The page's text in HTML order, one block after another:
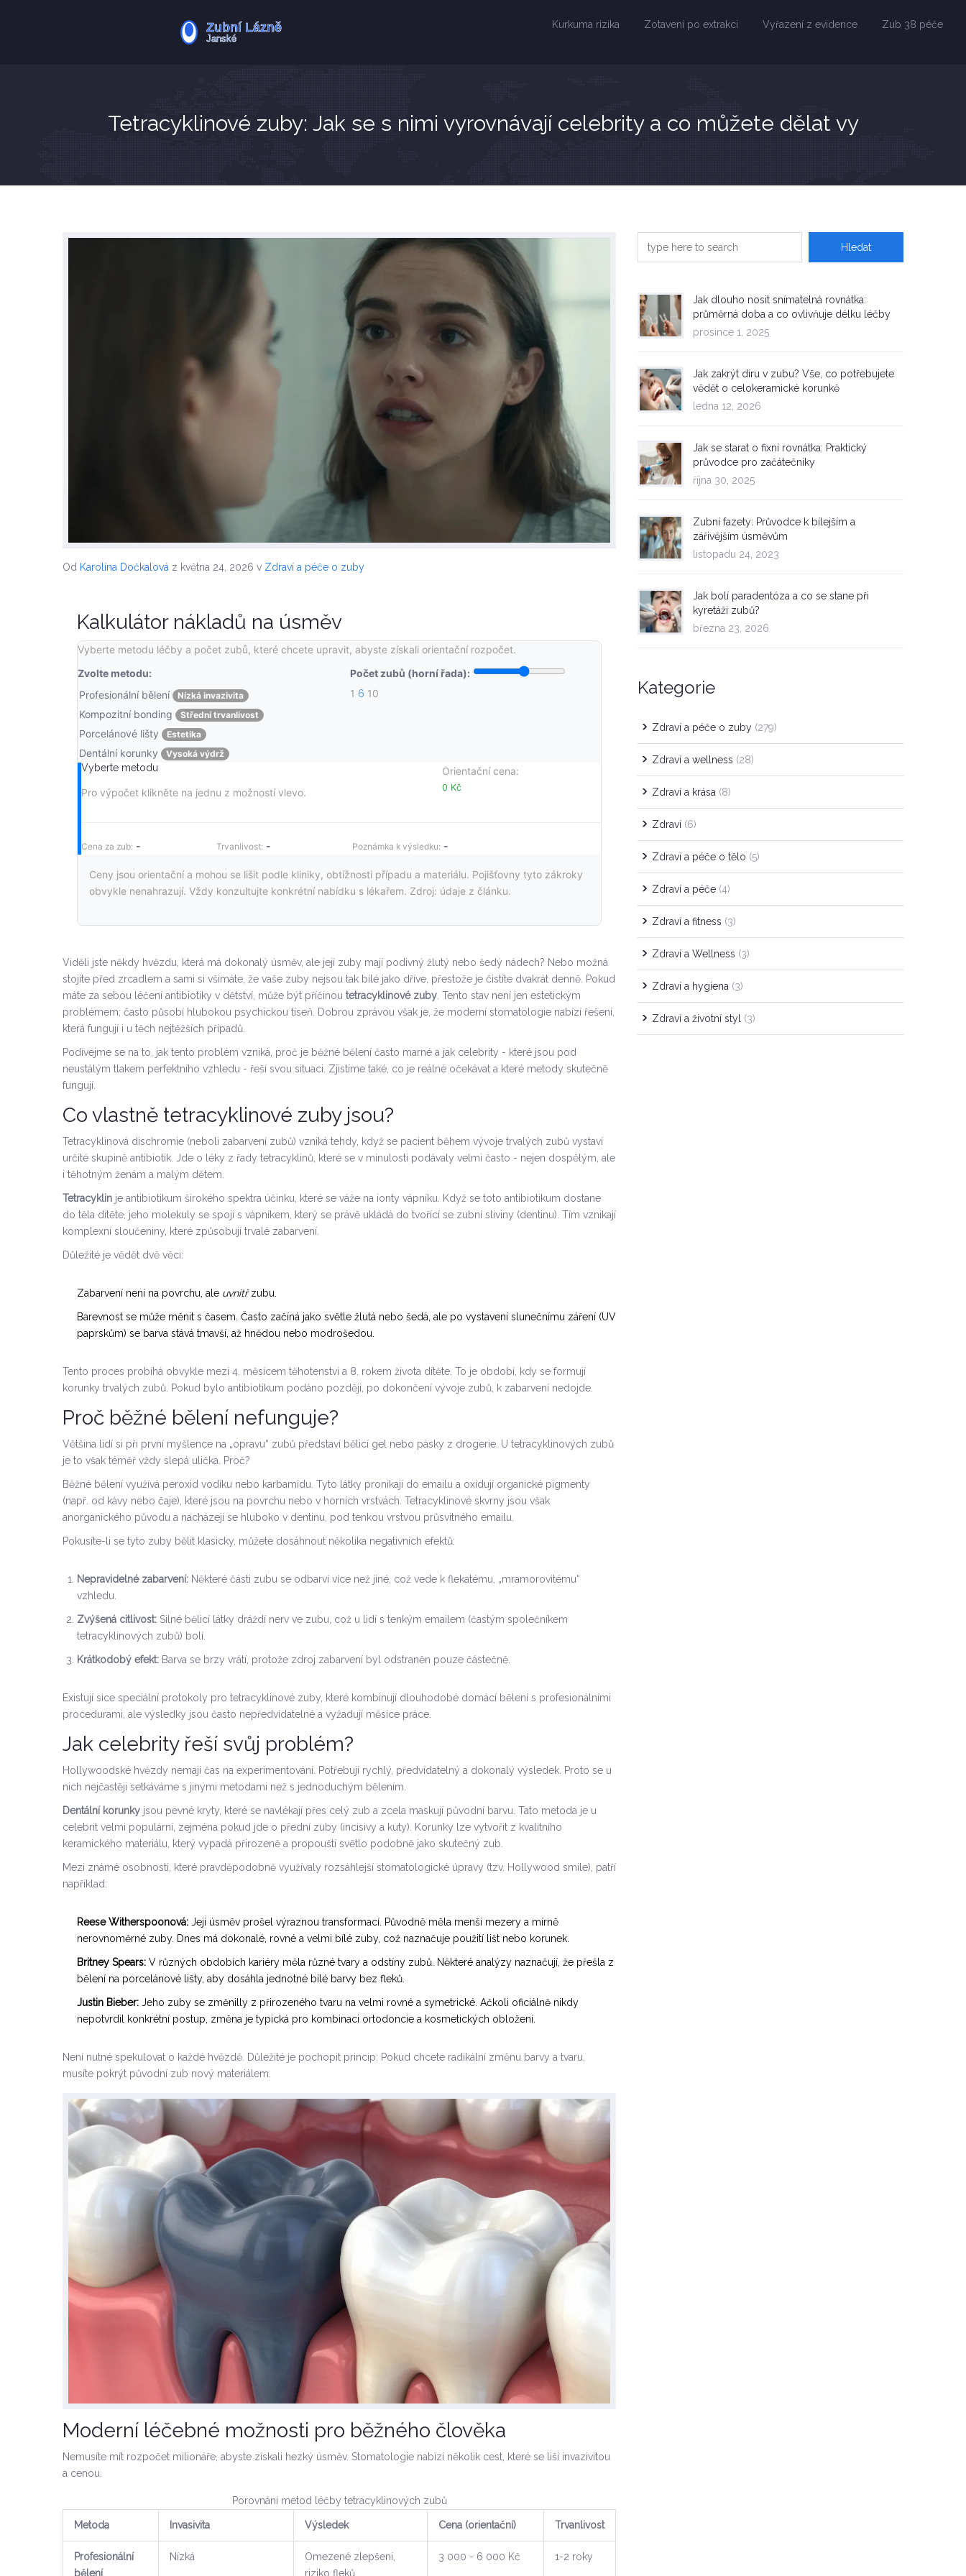
Kurkuma rizika Zotavení po extrakci Vyřazení z evidence Zub 38 péče
Tetracyklinové zuby: Jak se s nimi vyrovnávají celebrity a co můžete dělat vy
Od Karolína Dočkalová z května 24, 2026 v Zdraví a péče o zuby
Kalkulátor nákladů na úsměv
Vyberte metodu léčby a počet zubů, které chcete upravit, abyste získali orientační rozpočet.
Zvolte metodu:
Profesionální bělení
Nízká invazivita
Kompozitní bonding Střední trvanlivost
Porcelánové lišty Estetika
Dentální korunky Vysoká výdrž
Počet zubů (horní řada):
1 6 10
Vyberte metodu
Pro výpočet klikněte na jednu z možností vlevo.
Orientační cena:
0 Kč
Cena za zub: - Trvanlivost: - Poznámka k výsledku: -
Ceny jsou orientační a mohou se lišit podle kliniky, obtížnosti případu a materiálu. Pojišťovny tyto zákroky
obvykle nenahrazují. Vždy konzultujte konkrétní nabídku s lékařem. Zdroj: údaje z článku.
Viděli jste někdy hvězdu, která má dokonalý úsměv, ale její zuby mají podivný žlutý nebo šedý nádech? Nebo možná
stojíte před zrcadlem a sami si všimáte, že vaše zuby nejsou tak bílé jako dříve, přestože je čistíte dvakrát denně. Pokud
máte za sebou léčení antibiotiky v dětství, může být příčinou tetracyklinové zuby . Tento stav není jen estetickým
problémem; často působí hlubokou psychickou tíseň. Dobrou zprávou však je, že moderní stomatologie nabízí řešení,
která fungují i u těch nejtěžších případů.
Podívejme se na to, jak tento problém vzniká, proč je běžné bělení často marné a jak celebrity - které jsou pod
neustálým tlakem perfektního vzhledu - řeší svou situaci. Zjistíme také, co je reálné očekávat a které metody skutečně
fungují.
Co vlastně tetracyklinové zuby jsou?
Tetracyklinová dischromie (neboli zabarvení zubů) vzniká tehdy, když se pacient během vývoje trvalých zubů vystaví
určité skupině antibiotik. Jde o léky z řady tetracyklinů, které se v minulosti podávaly velmi často - nejen dospělým, ale
i těhotným ženám a malým dětem.
Tetracyklin je antibiotikum širokého spektra účinku, které se váže na ionty vápníku
Když se toto antibiotikum dostane
do těla dítěte, jeho molekuly se spojí s vápníkem, který se právě ukládá do tvořící se zubní sliviny (dentinu). Tím vznikají
komplexní sloučeniny, které způsobují trvalé zabarvení.
Důležité je vědět dvě věci:
Zabarvení není na povrchu, ale uvnitřzubu.
Barevnost se může měnit s časem. Často začíná jako světle žlutá nebo šedá, ale po vystavení slunečnímu záření (UV
paprskům) se barva stává tmavší, až hnědou nebo modrošedou.
Tento proces probíhá obvykle mezi 4. měsícem těhotenství a 8. rokem života dítěte. To je období, kdy se formují
korunky trvalých zubů. Pokud bylo antibiotikum podáno později, po dokončení vývoje zubů, k zabarvení nedojde.
Proč běžné bělení nefunguje?
Většina lidí si při první myšlence na „opravu“ zubů představí bělicí gel nebo pásky z drogerie. U tetracyklinových zubů
je to však téměř vždy slepá ulička. Proč?
Běžné bělení využívá peroxid vodíku nebo karbamidu. Tyto látky pronikají do emailu a oxidují organické pigmenty
(např. od kávy nebo čaje), které jsou na povrchu nebo v horních vrstvách. Tetracyklinové skvrny jsou však
anorganického původu a nacházejí se hluboko v dentinu, pod tenkou vrstvou průsvitného emailu.
Pokusíte-li se tyto zuby bělit klasicky, můžete dosáhnout několika negativních efektů:
Nepravidelné zabarvení: Některé části zubu se odbarví více než jiné, což vede k flekatému, „mramorovitému“
vzhledu.
Zvýšená citlivost: Silné bělicí látky dráždí nerv ve zubu, což u lidí s tenkým emailem (častým společníkem
tetracyklinových zubů) bolí.
Krátkodobý efekt: Barva se brzy vrátí, protože zdroj zabarvení byl odstraněn pouze částečně.
Existují sice speciální protokoly pro tetracyklinové zuby, které kombinují dlouhodobé domácí bělení s profesionálními
procedurami, ale výsledky jsou často nepředvídatelné a vyžadují měsíce práce.
Jak celebrity řeší svůj problém?
Hollywoodské hvězdy nemají čas na experimentování. Potřebují rychlý, předvídatelný a dokonalý výsledek. Proto se u
nich nejčastěji setkáváme s jinými metodami než s jednoduchým bělením.
Dentální korunky jsou pevné kryty, které se navlékají přes celý zub a zcela maskují původní barvu Tato metoda je u
celebrit velmi populární, zejména pokud jde o přední zuby (incisivy a kuty). Korunky lze vytvořit z kvalitního
keramického materiálu, který vypadá přirozeně a propouští světlo podobně jako skutečný zub.
Mezi známé osobnosti, které pravděpodobně využívaly rozsáhlejší stomatologické úpravy (tzv. Hollywood smile), patří
například:
Reese Witherspoonová: Její úsměv prošel výraznou transformací. Původně měla menší mezery a mírně
nerovnoměrné zuby. Dnes má dokonalé, rovné a velmi bílé zuby, což naznačuje použití lišt nebo korunek.
Britney Spears: V různých obdobích kariéry měla různé tvary a odstíny zubů. Některé analýzy naznačují, že přešla z
bělení na porcelánové lišty, aby dosáhla jednotné bílé barvy bez fleků.
Justin Bieber: Jeho zuby se změnilly z přirozeného tvaru na velmi rovné a symetrické. Ačkoli oficiálně nikdy
nepotvrdil konkrétní postup, změna je typická pro kombinaci ortodoncie a kosmetických obložení.
Není nutné spekulovat o každé hvězdě. Důležité je pochopit princip: Pokud chcete radikální změnu barvy a tvaru,
musíte pokrýt původní zub nový materiálem.
Moderní léčebné možnosti pro běžného člověka
Nemusíte mít rozpočet milionáře, abyste získali hezký úsměv. Stomatologie nabízí několik cest, které se liší invazivitou
a cenou.
Porovnání metod léčby tetracyklinových zubů
Metoda Invasivita Výsledek Cena (orientační) Trvanlivost
Profesionální
bělení
Nízká
Omezené zlepšení,
riziko fleků
3 000 - 6 000 Kč 1-2 roky
Jak dlouho nosit snímatelná rovnátka:
průměrná doba a co ovlivňuje délku léčby
prosince 1, 2025
Jak zakrýt díru v zubu? Vše, co potřebujete
vědět o celokeramické korunkě
ledna 12, 2026
Jak se starat o fixní rovnátka: Praktický
průvodce pro začátečníky
října 30, 2025
Zubní fazety: Průvodce k bílejším a
zářivějším úsměvům
listopadu 24, 2023
Jak bolí paradentóza a co se stane při
kyretáži zubů?
března 23, 2026
Kategorie
Zdraví a péče o zuby (279)
Zdraví a wellness (28)
Zdraví a krása (8)
Zdraví (6)
Zdraví a péče o tělo (5)
Zdraví a péče (4)
Zdraví a fitness (3)
Zdraví a Wellness (3)
Zdraví a hygiena (3)
Zdraví a životní styl (3)